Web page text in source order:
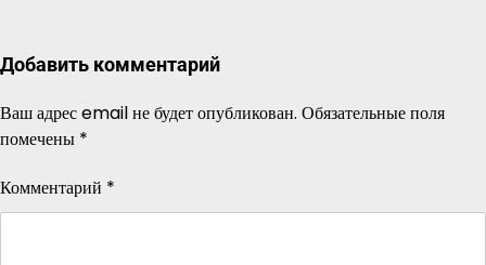
Добавить комментарий
Ваш адрес email не будет опубликован. Обязательные поля
помечены *
Комментарий *